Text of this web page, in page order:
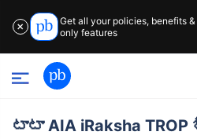
✕
Get all your policies, benefits
only features
టాటా AIA iRaksha